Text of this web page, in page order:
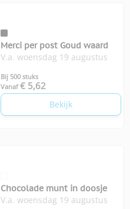
Merci per post Goud waard
V.a. woensdag 19 augustus
Bij 500 stuks
Vanaf € 5,62
Bekijk
Chocolade munt in doosje
V.a. woensdag 19 augustus